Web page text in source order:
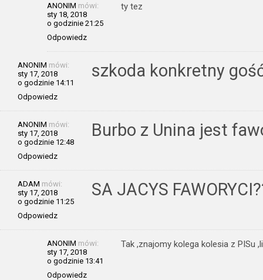
ANONIM mówi:
sty 18, 2018
o godzinie 21:25
Odpowiedz
ty tez
ANONIM mówi:
sty 17, 2018
o godzinie 14:11
Odpowiedz
szkoda konkretny
ANONIM mówi:
sty 17, 2018
o godzinie 12:48
Odpowiedz
Burbo z Unina jest
ADAM mówi:
sty 17, 2018
o godzinie 11:25
Odpowiedz
SA JACYS
ANONIM mówi:
sty 17, 2018
o godzinie 13:41
Odpowiedz
Tak ,znajomy kolega kolesia z PISu